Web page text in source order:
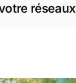
réseaux